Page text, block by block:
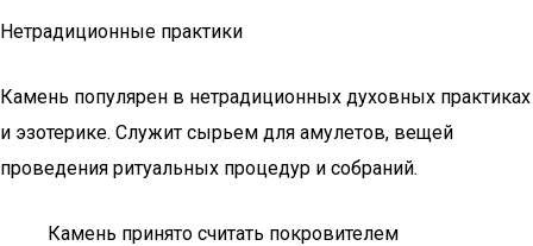
Нетрадиционные практики
Камень популярен в нетрадиционных духовных практиках
и эзотерике. Служит сырьем для амулетов, вещей
проведения ритуальных процедур и собраний.
Камень принято считать покровителем